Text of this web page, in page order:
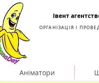
Организация и проведение детских праздников
Івент
ОРГАНІЗАЦІЯ І
Аніматори